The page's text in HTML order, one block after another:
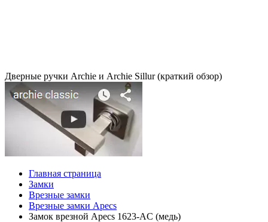
Дверные ручки Archie и Archie Sillur (краткий обзор)
Главная страница
Замки
Врезные замки
Врезные замки Apecs
Замок врезной Apecs 1623-AC (медь)